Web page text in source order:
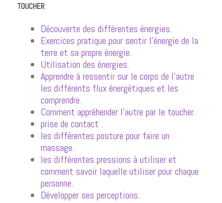
TOUCHER
Découverte des différentes énergies.
Exercices pratique pour sentir l’énergie de la
terre et sa propre énergie.
Utilisation des énergies.
Apprendre à ressentir sur le corps de l’autre
les différents flux énergétiques et les
comprendre.
Comment appréhender l’autre par le toucher.
prise de contact .
les différentes posture pour faire un
massage.
les différentes pressions à utiliser et
comment savoir laquelle utiliser pour chaque
personne.
Développer ses perceptions.